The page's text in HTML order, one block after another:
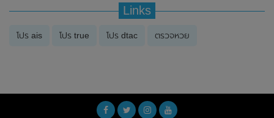
Links
โปร ais โปร true โปร dtac ตรวจหวย